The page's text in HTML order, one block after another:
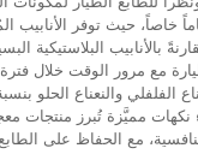
خاصاً، حيث توفر الأنابيب
بالأنابيب البلاستيكية
مع مرور الوقت خلال فترة
الفلفلي والنعناع الحلو
مميَّزة تُبرز منتجات
مع الحفاظ على